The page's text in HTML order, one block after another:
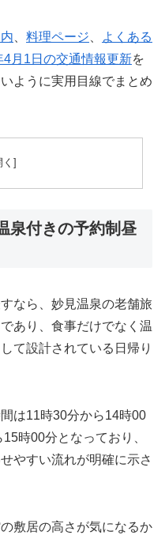
料理ページ
よくある
4月1日の交通情報更新を
ように実用目線でまとめ
泉付きの予約制昼
なら、妙見温泉の老舗旅
あり、食事だけでなく温
て設計されている日帰り
は11時30分から14時00
時00分となっており、
やすい流れが明確に示さ
敷居の高さが気になるか